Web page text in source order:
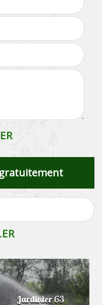
Jardinier 63